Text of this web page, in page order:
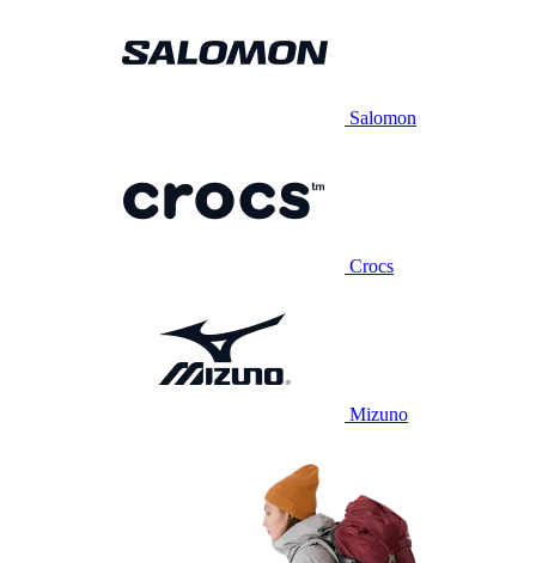
Salomon
Crocs
Mizuno